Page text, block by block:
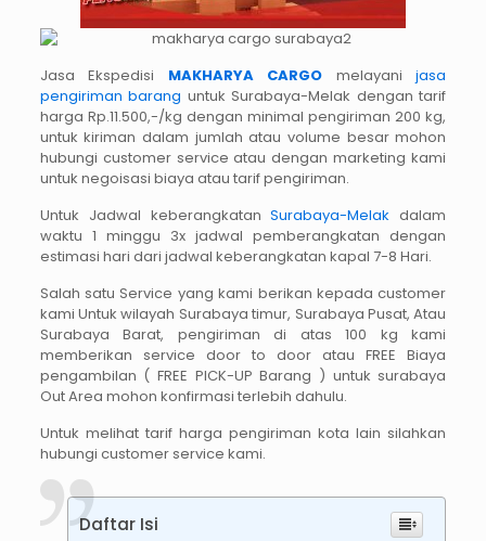
Jasa Ekspedisi MAKHARYA CARGO melayanijasa
pengiriman barang untuk Surabaya-Melak dengan tarif
harga Rp.11.500,-/kg dengan minimal pengiriman 200 kg,
untuk kiriman dalam jumlah atau volume besar mohon
hubungi customer service atau dengan marketing kami
untuk negoisasi biaya atau tarif pengiriman.
Untuk Jadwal keberangkatanSurabaya-Melak dalam
waktu 1 minggu 3x jadwal pemberangkatan dengan
estimasi hari dari jadwal keberangkatan kapal 7-8 Hari.
Salah satu Service yang kami berikan kepada customer
kami Untuk wilayah Surabaya timur, Surabaya Pusat, Atau
Surabaya Barat, pengiriman di atas 100 kg kami
memberikan service door to door atau FREE Biaya
pengambilan ( FREE PICK-UP Barang ) untuk surabaya
Out Area mohon konfirmasi terlebih dahulu.
Untuk melihat tarif harga pengiriman kota lain silahkan
hubungi customer service kami.
Daftar Isi